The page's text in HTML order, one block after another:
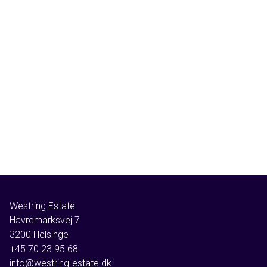
Westring Estate
Havremarksvej 7
3200 Helsinge
+45 70 23 95 68
info@westring-estate.dk